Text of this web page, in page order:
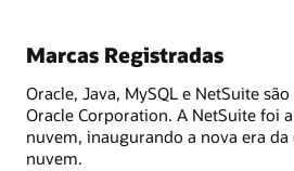
Marcas Registradas
Oracle, Java, MySQL e NetSuite
Oracle Corporation. A NetSuite foi
nuvem, inaugurando a nova era
nuvem.